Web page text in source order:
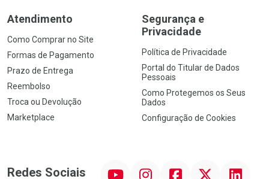
Atendimento
Como Comprar no Site
Formas de Pagamento
Prazo de Entrega
Reembolso
Troca ou Devolução
Marketplace
Segurança e
Privacidade
Política de Privacidade
Portal do Titular de Dados
Pessoais
Como Protegemos os Seus
Dados
Configuração de Cookies
Redes Sociais InstagramFacebookTwitter Linkedin